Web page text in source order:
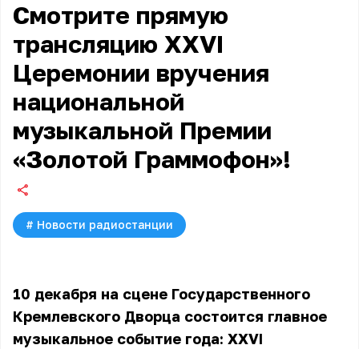
Смотрите прямую
трансляцию XXVI
Церемонии вручения
национальной
музыкальной Премии
«Золотой Граммофон»!
# Новости радиостанции
10 декабря на сцене Государственного
Кремлевского Дворца состоится главное
музыкальное событие года: XXVI